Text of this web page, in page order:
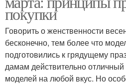
покупки
Говорить о женственности
бесконечно, тем более что
подготовились к грядущему
дамам действительно
моделей на любой вкус. Но